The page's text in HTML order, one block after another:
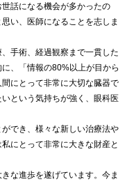
話になる機会が多かったの
い、医師になることを志しま
手術、経過観察まで一貫した
、「情報の80%以上が目から
にとって非常に大切な臓器で
という気持ちが強く、眼科医
でき、様々な新しい治療法や
にとって非常に大きな財産と
な進歩を遂げています。今ま